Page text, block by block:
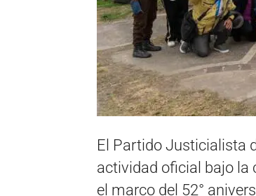
El Partido Justicialista
actividad oficial bajo la
el marco del 52°